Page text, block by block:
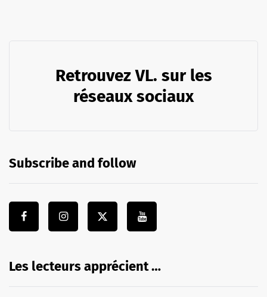
Retrouvez VL. sur les
réseaux sociaux
Subscribe and follow
Les lecteurs apprécient …